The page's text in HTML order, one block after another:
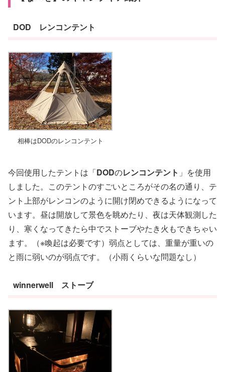
DOD レンコンテント
相棒はDODのレンコンテント
今回使用したテントは「DODのレンコンテント 」を使用
しました。このテントのすごいところがその名の通り、テ
ント上部がレンコンのように開け閉めできるようになって
います。昼は開放して景色を眺めたり、夜は天体観測した
り、寒くなってきたら中でストーブやたき火もできちゃい
ます。（※喚起は必要です）弱点としては、重量が重いの
と雨に弱いのが弱点です。（小雨くらいな問題なし）
winnerwell ストーブ